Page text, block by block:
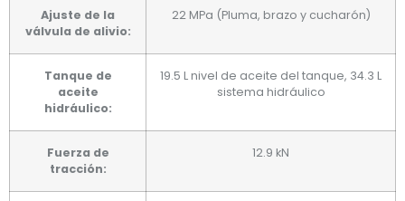
Ajuste de la
válvula de alivio:
22 MPa (Pluma, brazo y cucharón)
Tanque de
aceite
hidráulico:
19.5 L nivel de aceite del tanque, 34.3 L
sistema hidráulico
Fuerza de
tracción:
12.9 kN